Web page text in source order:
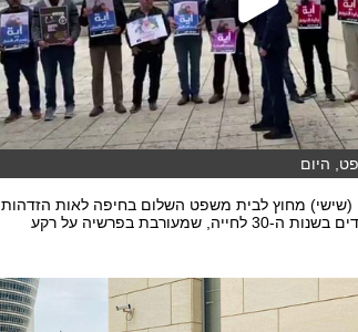
היום
(שישי) מחוץ לבית משפט השלום בחיפה לאות הזדהות
עם תושבת האזור, אם לילדים בשנות ה-30 לחייה, שמעורבת בפרשיה על רקע